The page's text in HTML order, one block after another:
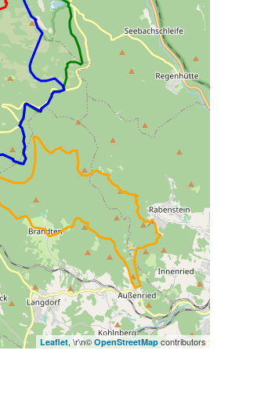
Leaflet, \r\n© OpenStreetMap contributors